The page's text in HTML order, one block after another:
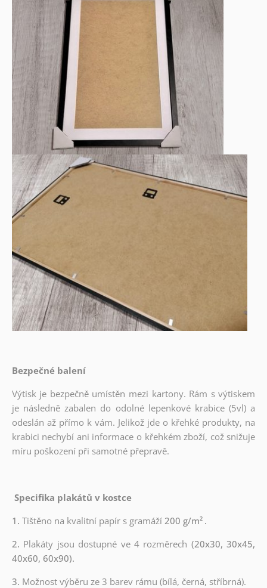
Bezpečné balení
Výtisk je bezpečně umístěn mezi kartony. Rám s výtiskem
je následně zabalen do odolné lepenkové krabice (5vl) a
odeslán až přímo k vám. Jelikož jde o křehké produkty, na
krabici nechybí ani informace o křehkém zboží, což snižuje
míru poškození při samotné přepravě.
Specifika plakátů v kostce
1. Tištěno na kvalitní papír s gramáží200 g/m² .
2. Plakáty jsou dostupné ve 4 rozměrech (20x30, 30x45,
40x60, 60x90).
3. Možnost výběru ze 3 barev rámu (bílá, černá, stříbrná).